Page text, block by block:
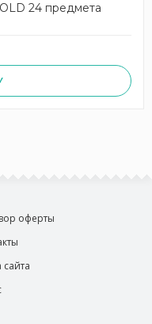
24 предмета
оферты
сайта